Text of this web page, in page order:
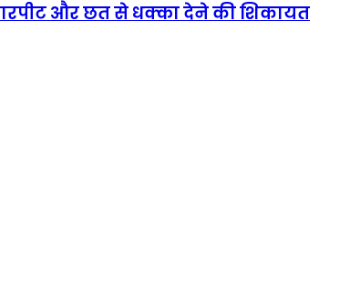
और छत से धक्का देने की शिकायत